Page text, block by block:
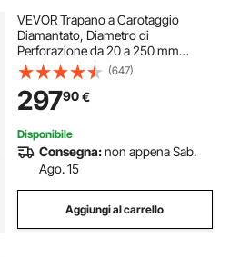
VEVOR Trapano a Carotaggio
Diamantato, Diametro di
Perforazione da 20 a 250 mm
Macchina Carotatrice per
Calcestruzzo Robusto 3200 W con
Supporto, Punta per Carotaggio,
per Calcestruzzo, Mattoni, Marmo
(647)
29790€
Disponibile
Consegna:non appena Sab.
Ago. 15
Aggiungi al carrello